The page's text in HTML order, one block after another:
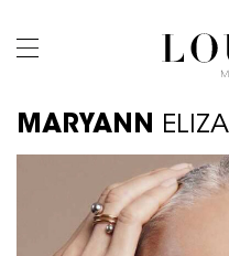
MARYANN